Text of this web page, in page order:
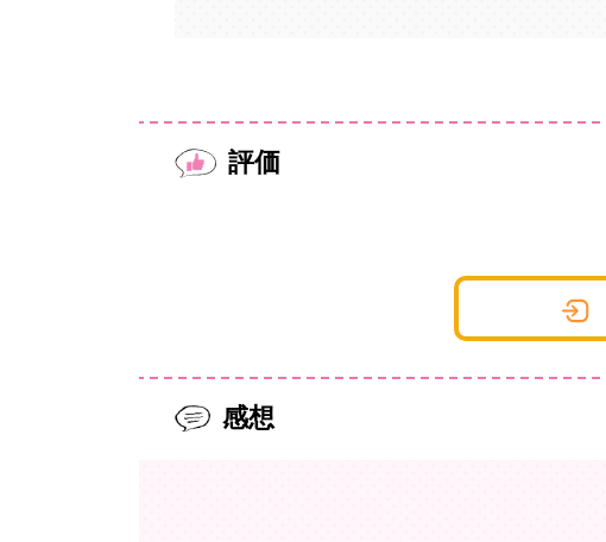
評価
感想